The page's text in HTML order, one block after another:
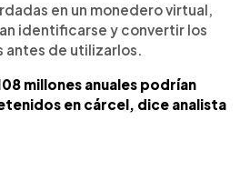
en un monedero virtual,
identificarse y convertir los
de utilizarlos.
millones anuales podrían
en cárcel, dice analista